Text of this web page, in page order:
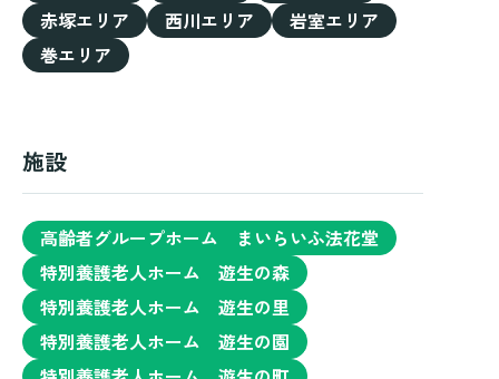
赤塚エリア
西川エリア
岩室エリア
巻エリア
施設
高齢者グループホーム まいらいふ法花堂
特別養護老人ホーム 遊生の森
特別養護老人ホーム 遊生の里
特別養護老人ホーム 遊生の園